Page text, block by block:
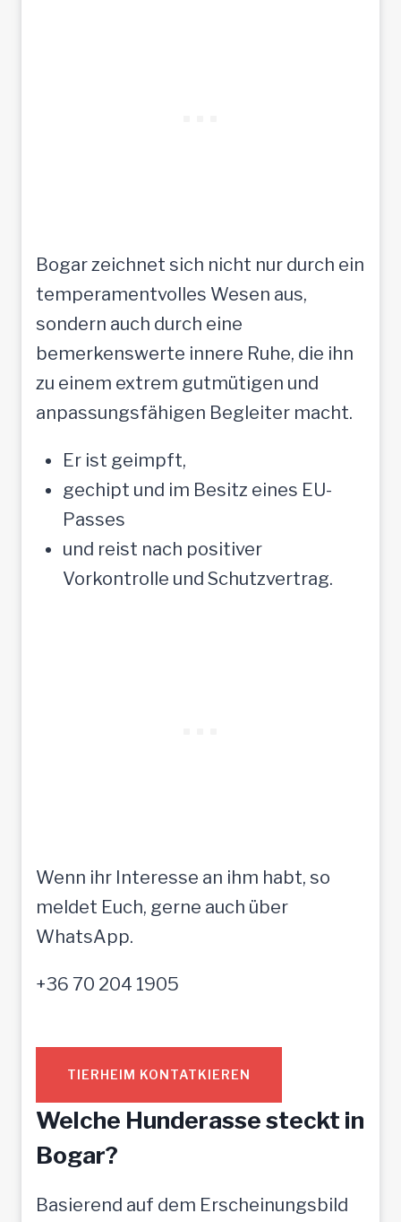
Bogar zeichnet sich nicht nur durch ein
temperamentvolles Wesen aus,
sondern auch durch eine
bemerkenswerte innere Ruhe, die ihn
zu einem extrem gutmütigen und
anpassungsfähigen Begleiter macht.
Er ist geimpft,
gechipt und im Besitz eines EU-
Passes
und reist nach positiver
Vorkontrolle und Schutzvertrag.
Wenn ihr Interesse an ihm habt, so
meldet Euch, gerne auch über
WhatsApp.
+36 70 204 1905
TIERHEIM KONTATKIEREN
Welche Hunderasse steckt in
Bogar?
Basierend auf dem Erscheinungsbild